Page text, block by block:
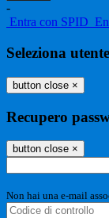
-
Entra con SPID
Seleziona utente
button close ×
Recupero
button close ×
Non hai una e-mail